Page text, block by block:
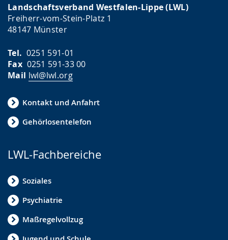
Landschaftsverband Westfalen-Lippe (LWL)
Freiherr-vom-Stein-Platz 1
48147 Münster
Tel. 0251 591-01
Fax0251 591-33 00
Mail lwl@lwl.org
Kontakt und Anfahrt
Gehörlosentelefon
LWL-Fachbereiche
Soziales
Psychiatrie
Maßregelvollzug